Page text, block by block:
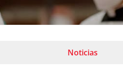
Noticias